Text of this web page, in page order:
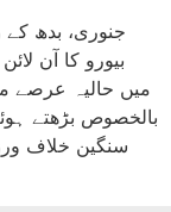
بیورو کا آن
میں حالیہ عرصے
بالخصوص بڑھتے
سنگین خلاف